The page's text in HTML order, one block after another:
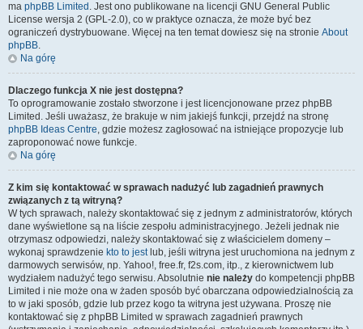
ma phpBB Limited . Jest ono publikowane na licencji GNU General Public
License wersja 2 (GPL-2.0), co w praktyce oznacza, że może być bez
ograniczeń dystrybuowane. Więcej na ten temat dowiesz się na stronie About
phpBB.
Na górę
Dlaczego funkcja X nie jest dostępna?
To oprogramowanie zostało stworzone i jest licencjonowane przez phpBB
Limited. Jeśli uważasz, że brakuje w nim jakiejś funkcji, przejdź na stronę
phpBB Ideas Centre, gdzie możesz zagłosować na istniejące propozycje lub
zaproponować nowe funkcje.
Na górę
Z kim się kontaktować w sprawach nadużyć lub zagadnień prawnych
związanych z tą witryną?
W tych sprawach, należy skontaktować się z jednym z administratorów, których
dane wyświetlone są na liście zespołu administracyjnego. Jeżeli jednak nie
otrzymasz odpowiedzi, należy skontaktować się z właścicielem domeny –
wykonaj sprawdzenie kto to jestlub, jeśli witryna jest uruchomiona na jednym z
darmowych serwisów, np. Yahoo!, free.fr, f2s.com, itp., z kierownictwem lub
wydziałem nadużyć tego serwisu. Absolutnie nie należy do kompetencji phpBB
Limited i nie może ona w żaden sposób być obarczana odpowiedzialnością za
to w jaki sposób, gdzie lub przez kogo ta witryna jest używana. Proszę nie
kontaktować się z phpBB Limited w sprawach zagadnień prawnych